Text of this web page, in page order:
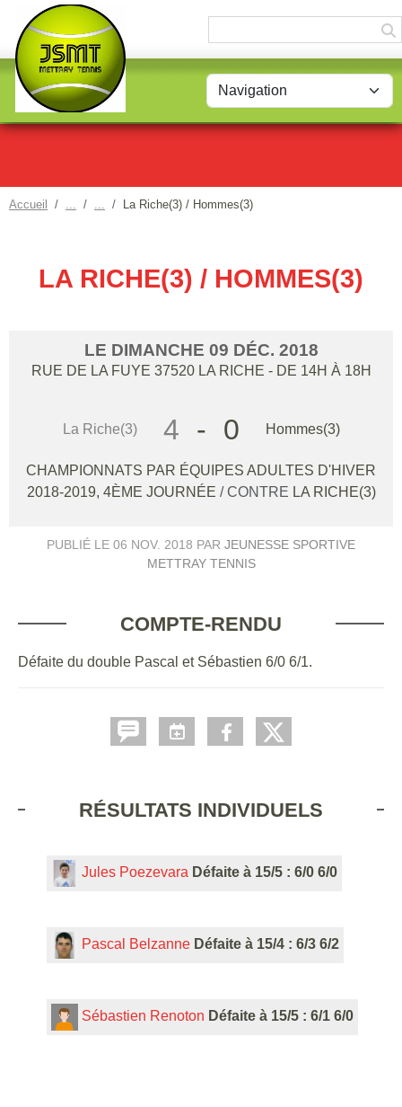
Accueil La Riche(3) / Hommes(3)
LA RICHE(3) / HOMMES(3)
LE DIMANCHE 09 DÉC. 2018
RUE DE LA FUYE 37520 LA RICHE - DE 14H À 18H
La Riche(3) 4 - 0 Hommes(3)
CHAMPIONNATS PAR ÉQUIPES ADULTES D'HIVER
2018-2019, 4ÈME JOURNÉE / CONTRE LA RICHE(3)
PUBLIÉ LE 06 NOV. 2018 PAR JEUNESSE SPORTIVE
METTRAY TENNIS
COMPTE-RENDU
Défaite du double Pascal et Sébastien 6/0 6/1.
RÉSULTATS INDIVIDUELS
Jules Poezevara Défaite à 15/5 : 6/0 6/0
Pascal Belzanne Défaite à 15/4 : 6/3 6/2
Sébastien Renoton Défaite à 15/5 : 6/1 6/0
Panneau de gestion des cookies